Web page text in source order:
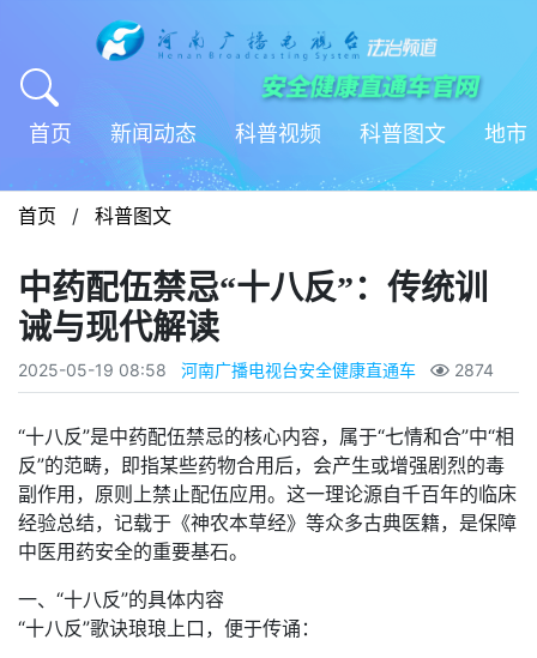
首页 新闻动态 科普视频 科普图文 地市
首页 / 科普图文
中药配伍禁忌“十八反”：传统训
诫与现代解读
2025-05-19 08:58 河南广播电视台安全健康直通车 2874
“十八反”是中药配伍禁忌的核心内容，属于“七情和合”中“相
反”的范畴，即指某些药物合用后，会产生或增强剧烈的毒
副作用，原则上禁止配伍应用。这一理论源自千百年的临床
经验总结，记载于《神农本草经》等众多古典医籍，是保障
中医用药安全的重要基石。
一、“十八反”的具体内容
“十八反”歌诀琅琅上口，便于传诵：